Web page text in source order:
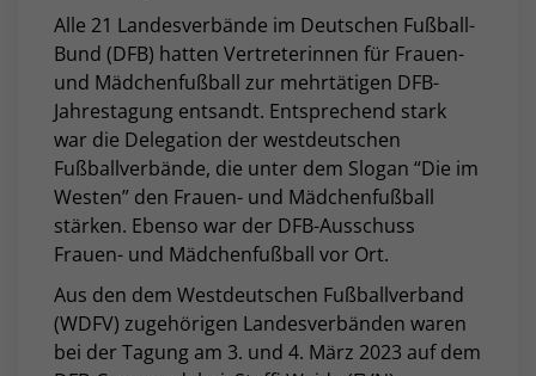
Alle 21 Landesverbände im Deutschen Fußball-
Bund (DFB) hatten Vertreterinnen für Frauen-
und Mädchenfußball zur mehrtätigen DFB-
Jahrestagung entsandt. Entsprechend stark
war die Delegation der westdeutschen
Fußballverbände, die unter dem Slogan “Die im
Westen” den Frauen- und Mädchenfußball
stärken. Ebenso war der DFB-Ausschuss
Frauen- und Mädchenfußball vor Ort.
Aus den dem Westdeutschen Fußballverband
(WDFV) zugehörigen Landesverbänden waren
bei der Tagung am 3. und 4. März 2023 auf dem